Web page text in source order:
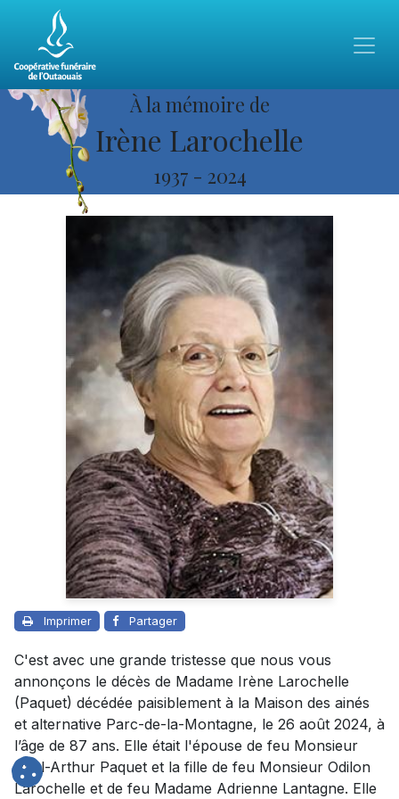
À la mémoire de
Irène Larochelle
1937 - 2024
Imprimer Partager
C'est avec une grande tristesse que nous vous
annonçons le décès de Madame Irène Larochelle
(Paquet) décédée paisiblement à la Maison des ainés
et alternative Parc-de-la-Montagne, le 26 août 2024, à
l’âge de 87 ans. Elle était l'épouse de feu Monsieur
Paul-Arthur Paquet et la fille de feu Monsieur Odilon
Larochelle et de feu Madame Adrienne Lantagne. Elle